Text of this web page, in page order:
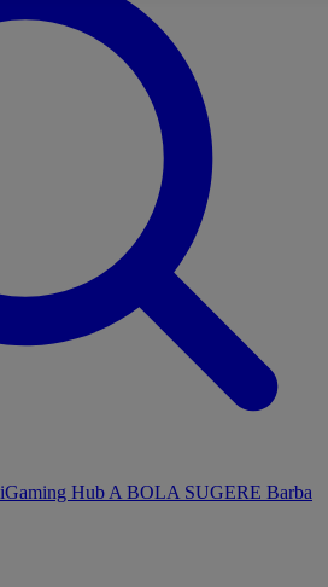
iGaming Hub A BOLA SUGERE Barba